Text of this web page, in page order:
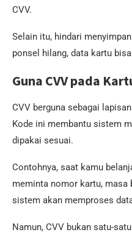
CVV.
Selain itu, hindari
ponsel hilang, data kartu
Guna CVV pada
CVV berguna sebagai
Kode ini membantu sistem
dipakai sesuai.
Contohnya, saat kamu
meminta nomor kartu, masa
sistem akan memproses
Namun, CVV bukan satu-